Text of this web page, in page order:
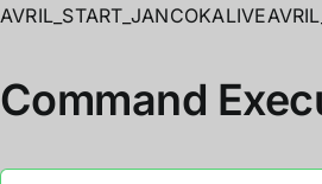
Command